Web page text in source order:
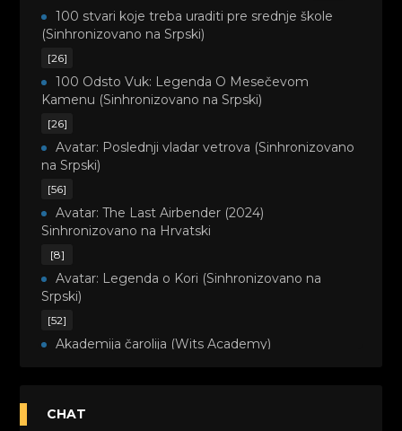
100 stvari koje treba uraditi pre srednje škole
(Sinhronizovano na Srpski)
[26]
100 Odsto Vuk: Legenda O Mesečevom
Kamenu (Sinhronizovano na Srpski)
[26]
Avatar: Poslednji vladar vetrova (Sinhronizovano
na Srpski)
[56]
Avatar: The Last Airbender (2024)
Sinhronizovano na Hrvatski
[8]
Avatar: Legenda o Kori (Sinhronizovano na
Srpski)
[52]
Akademija čarolija (Wits Academy)
Avanture Maje i Marka (Sinhronizovano na
CHAT